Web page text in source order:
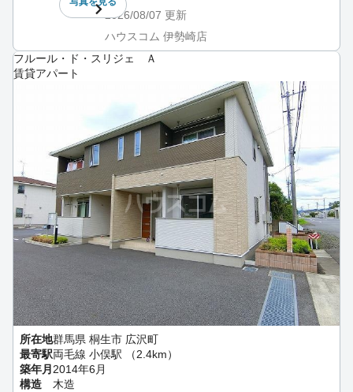
2026/08/07 更新
ハウスコム 伊勢崎店
フルール・ド・スリジェ Ａ
賃貸アパート
所在地群馬県 桐生市 広沢町
最寄駅両毛線 小俣駅 （2.4km）
築年月 2014年6月
構造
木造